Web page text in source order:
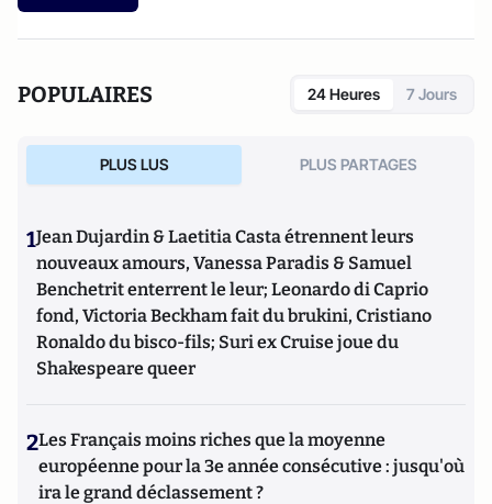
POPULAIRES 24 Heures 7 Jours
PLUS LUS PLUS PARTAGES
1Jean Dujardin & Laetitia Casta étrennent leurs
nouveaux amours, Vanessa Paradis & Samuel
Benchetrit enterrent le leur; Leonardo di Caprio
fond, Victoria Beckham fait du brukini, Cristiano
Ronaldo du bisco-fils; Suri ex Cruise joue du
Shakespeare queer
2Les Français moins riches que la moyenne
européenne pour la 3e année consécutive : jusqu'où
ira le grand déclassement ?